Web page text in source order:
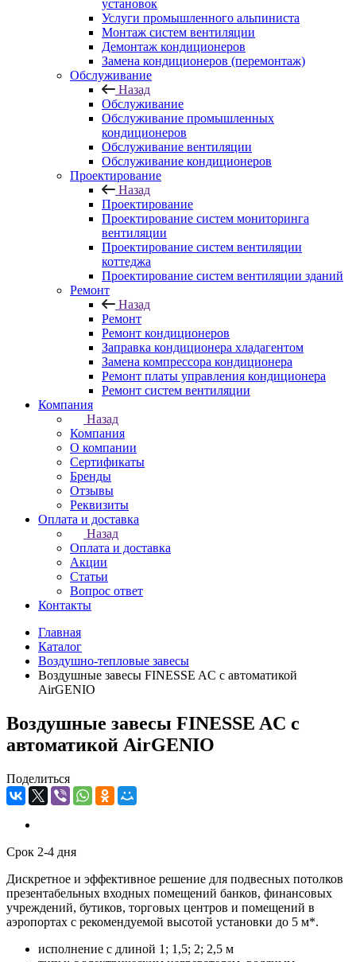
установок
Услуги промышленного альпиниста
Монтаж систем вентиляции
Демонтаж кондиционеров
Замена кондиционеров (перемонтаж)
Обслуживание
Назад
Обслуживание
Обслуживание промышленных
кондиционеров
Обслуживание вентиляции
Обслуживание кондиционеров
Проектирование
Назад
Проектирование
Проектирование систем мониторинга
вентиляции
Проектирование систем вентиляции
коттеджа
Проектирование систем вентиляции зданий
Ремонт
Назад
Ремонт
Ремонт кондиционеров
Заправка кондиционера хладагентом
Замена компрессора кондиционера
Ремонт платы управления кондиционера
Ремонт систем вентиляции
Компания
Назад
Компания
О компании
Сертификаты
Бренды
Отзывы
Реквизиты
Оплата и доставка
Назад
Оплата и доставка
Акции
Статьи
Вопрос ответ
Контакты
Главная
Каталог
Воздушно-тепловые завесы
Воздушные завесы FINESSE AC с автоматикой
AirGENIO
Воздушные завесы FINESSE AC с
автоматикой AirGENIO
Поделиться
Срок 2-4 дня
Дискретное и эффективное решение для подвесных потолков
презентабельных входных помещений банков, финансовых
учреждений, бутиков, торговых центров и помещений в
аэропортах с рекомендуемой высотой установки до 5 м*.
исполнение с длиной 1; 1,5; 2; 2,5 м